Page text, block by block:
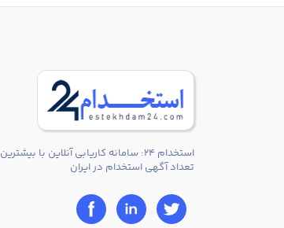
استخدام 24: سامانه کاریابی آنلاین با بیشترین
تعداد آگهی استخدام در ایران